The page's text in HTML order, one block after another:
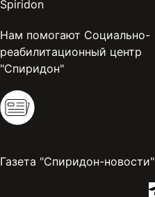
Нам помогают Социально-
реабилитационный центр
"Спиридон"
Газета "Спиридон-новости"